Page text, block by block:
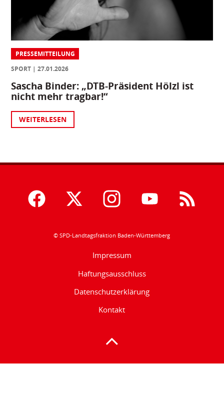
PRESSEMITTEILUNG
SPORT
27.01.2026
Sascha Binder: „DTB-Präsident Hölzl ist
nicht mehr tragbar!“
WEITERLESEN
© SPD-Landtagsfraktion Baden-Württemberg
Impressum
Haftungsausschluss
Datenschutzerklärung
Kontakt